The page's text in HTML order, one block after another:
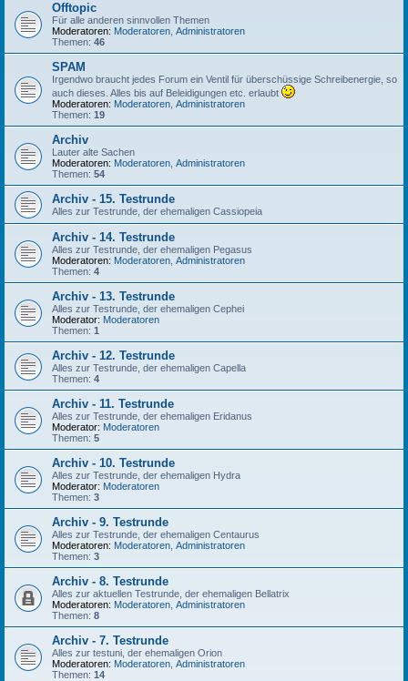
Offtopic
Für alle anderen sinnvollen Themen
Moderatoren: Moderatoren Administratoren
Themen: 46
SPAM
Irgendwo braucht jedes Forum ein Ventil für überschüssige Schreibenergie, so
auch dieses. Alles bis auf Beleidigungen etc. erlaubt
Moderatoren: Moderatoren Administratoren
Themen: 19
Archiv
Lauter alte Sachen
Moderatoren: Moderatoren Administratoren
Themen: 54
Archiv - 15. Testrunde
Alles zur Testrunde, der ehemaligen Cassiopeia
Archiv - 14. Testrunde
Alles zur Testrunde, der ehemaligen Pegasus
Moderatoren: Moderatoren Administratoren
Themen: 4
Archiv - 13. Testrunde
Alles zur Testrunde, der ehemaligen Cephei
Moderator: Moderatoren
Themen: 1
Archiv - 12. Testrunde
Alles zur Testrunde, der ehemaligen Capella
Themen: 4
Archiv - 11. Testrunde
Alles zur Testrunde, der ehemaligen Eridanus
Moderator: Moderatoren
Themen: 5
Archiv - 10. Testrunde
Alles zur Testrunde, der ehemaligen Hydra
Moderator: Moderatoren
Themen: 3
Archiv - 9. Testrunde
Alles zur Testrunde, der ehemaligen Centaurus
Moderatoren: Moderatoren Administratoren
Themen: 3
Archiv - 8. Testrunde
Alles zur aktuellen Testrunde, der ehemaligen Bellatrix
Moderatoren: Moderatoren Administratoren
Themen: 8
Archiv - 7. Testrunde
Alles zur testuni, der ehemaligen Orion
Moderatoren: Moderatoren Administratoren
Themen: 14